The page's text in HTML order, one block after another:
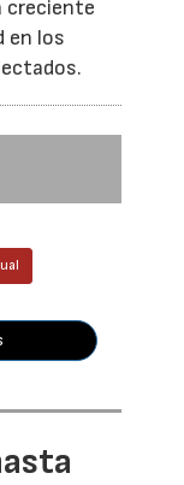
creciente
en los